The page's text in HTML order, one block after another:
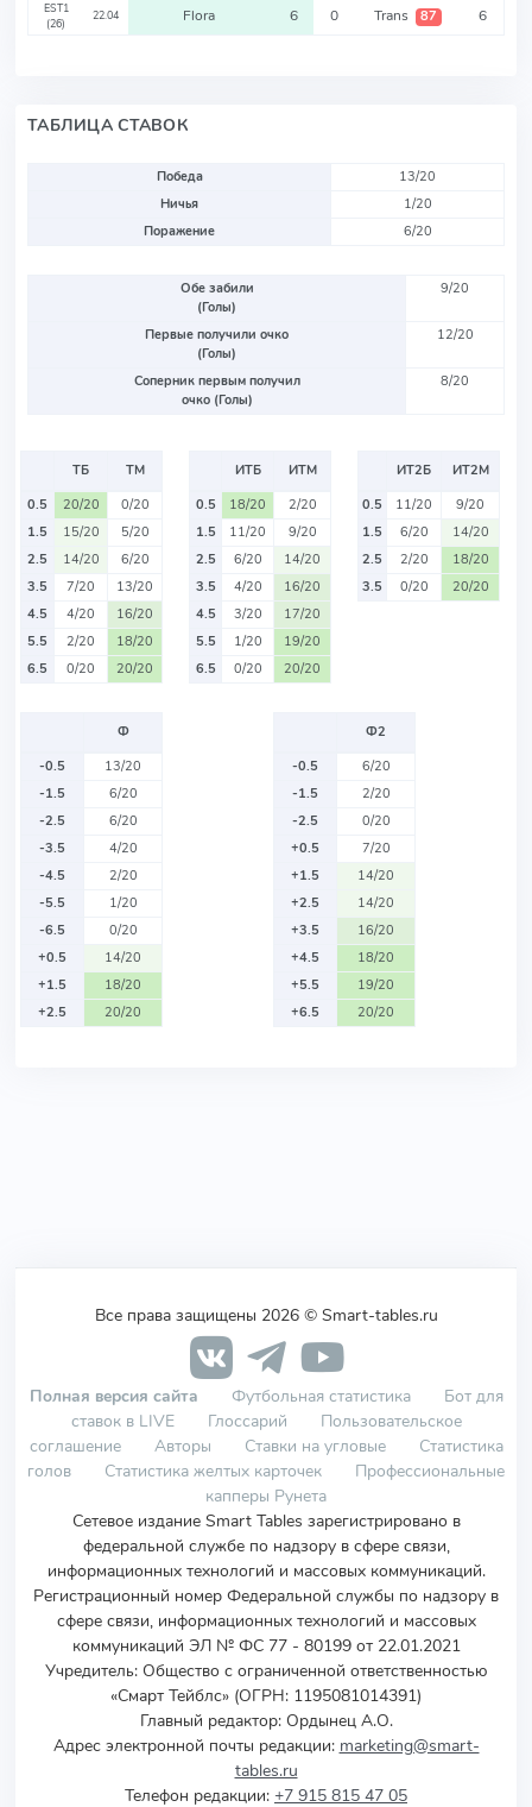
EST1
(26)
22.04 Flora 6 0 Trans 87 6
ТАБЛИЦА СТАВОК
Победа
13/20
Ничья
1/20
Поражение
6/20
Обе забили
(Голы)
9/20
Первые получили очко
(Голы)
12/20
Соперник первым получил
очко (Голы)
8/20
ТБ
ТМ
0.5
20/20
0/20
1.5
15/20
5/20
2.5
14/20
6/20
3.5
7/20
13/20
4.5
4/20
16/20
5.5
2/20
18/20
6.5
0/20 20/20
ИТБ
ИТМ
0.5
18/20
2/20
1.5
11/20
9/20
2.5
6/20
14/20
3.5
4/20
16/20
4.5
3/20
17/20
5.5
1/20
19/20
6.5
0/20 20/20
ИТ2Б
ИТ2М
0.5
11/20
9/20
1.5
6/20
14/20
2.5
2/20
18/20
3.5
0/20 20/20
Ф
-0.5
13/20
-1.5
6/20
-2.5
6/20
-3.5
4/20
-4.5
2/20
-5.5
1/20
-6.5
0/20
+0.5
14/20
+1.5
18/20
+2.5
20/20
Ф2
-0.5
6/20
-1.5
2/20
-2.5
0/20
+0.5
7/20
+1.5
14/20
+2.5
14/20
+3.5
16/20
+4.5
18/20
+5.5
19/20
+6.5
20/20
Все права защищены 2026 © Smart-tables.ru
Полная версия сайта Футбольная статистика
Бот для
ставок в LIVE
Глоссарий
Пользовательское
соглашение
Авторы Ставки на угловые
Статистика
голов
Статистика желтых карточек
Профессиональные
капперы Рунета
Сетевое издание Smart Tables зарегистрировано в
федеральной службе по надзору в сфере связи,
информационных технологий и массовых коммуникаций.
Регистрационный номер Федеральной службы по надзору в
сфере связи, информационных технологий и массовых
коммуникаций ЭЛ № ФС 77 - 80199 от 22.01.2021
Учредитель: Общество с ограниченной ответственностью
«Смарт Тейблс» (ОГРН: 1195081014391)
Главный редактор: Ордынец А.О.
Адрес электронной почты редакции: marketing@smart-
tables.ru
Телефон редакции: +7 915 815 47 05